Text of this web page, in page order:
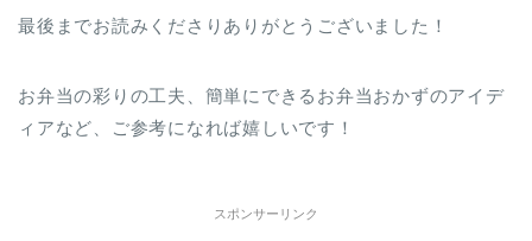
最後までお読みくださりありがとうございました！
お弁当の彩りの工夫、簡単にできるお弁当おかずのアイデ
ィアなど、ご参考になれば嬉しいです！
スポンサーリンク